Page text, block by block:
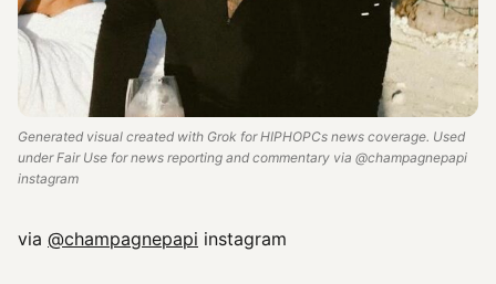
Generated visual created with Grok for HIPHOPCs news coverage. Used
under Fair Use for news reporting and commentary via @champagnepapi
instagram
via @champagnepapi instagram